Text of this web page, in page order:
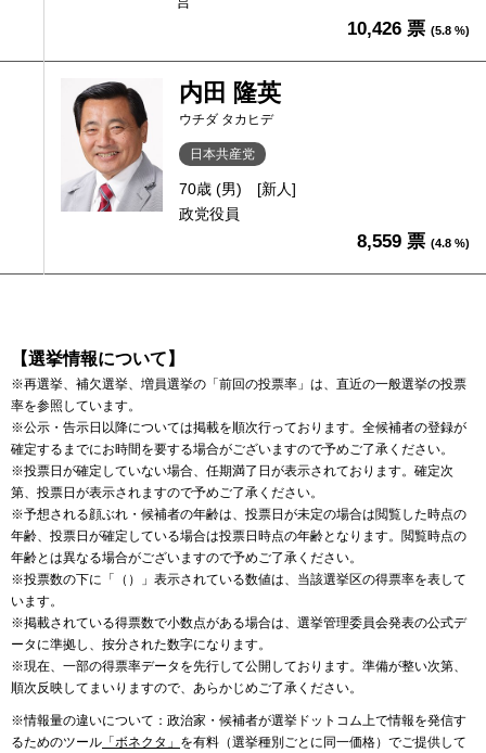
10,426 票 (5.8 %)
内田 隆英
ウチダ タカヒデ
日本共産党
70歳 (男)
[新人]
政党役員
8,559 票 (4.8 %)
【選挙情報について】
※再選挙、補欠選挙、増員選挙の「前回の投票率」は、直近の一般選挙の投票
率を参照しています。
※公示・告示日以降については掲載を順次行っております。全候補者の登録が
確定するまでにお時間を要する場合がございますので予めご了承ください。
※投票日が確定していない場合、任期満了日が表示されております。確定次
第、投票日が表示されますので予めご了承ください。
※予想される顔ぶれ・候補者の年齢は、投票日が未定の場合は閲覧した時点の
年齢、投票日が確定している場合は投票日時点の年齢となります。閲覧時点の
年齢とは異なる場合がございますので予めご了承ください。
※投票数の下に「（）」表示されている数値は、当該選挙区の得票率を表して
います。
※掲載されている得票数で小数点がある場合は、選挙管理委員会発表の公式デ
ータに準拠し、按分された数字になります。
※現在、一部の得票率データを先行して公開しております。準備が整い次第、
順次反映してまいりますので、あらかじめご了承ください。
※情報量の違いについて：政治家・候補者が選挙ドットコム上で情報を発信す
るためのツール 「ボネクタ」 を有料（選挙種別ごとに同一価格）でご提供して